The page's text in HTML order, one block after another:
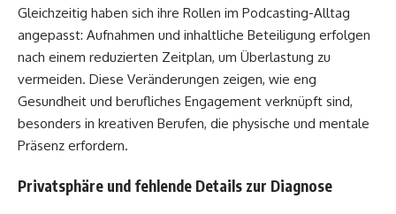
Gleichzeitig haben sich ihre Rollen im Podcasting-Alltag
angepasst: Aufnahmen und inhaltliche Beteiligung erfolgen
nach einem reduzierten Zeitplan, um Überlastung zu
vermeiden. Diese Veränderungen zeigen, wie eng
Gesundheit und berufliches Engagement verknüpft sind,
besonders in kreativen Berufen, die physische und mentale
Präsenz erfordern.
Privatsphäre und fehlende Details zur Diagnose